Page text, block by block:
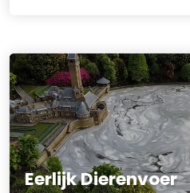
Eerlijk Dierenvoer